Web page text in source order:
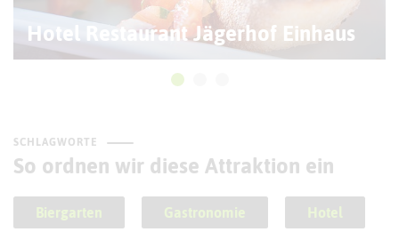
Hotel Restaurant Jägerhof Einhaus
SCHLAGWORTE
So ordnen wir diese Attraktion ein
Biergarten Gastronomie Hotel